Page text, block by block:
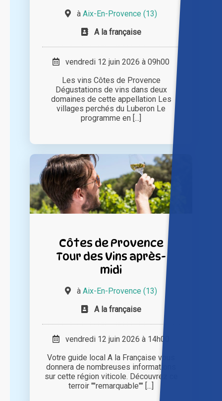
à Aix-En-Provence (13)
A la française
vendredi 12 juin 2026 à 09h00
Les vins Côtes de Provence
Dégustations de vins dans deux
domaines de cette appellation Les
villages perchés du Luberon Le
programme en [...]
Côtes de Provence
Tour des Vins après-
midi
à Aix-En-Provence (13)
A la française
vendredi 12 juin 2026 à 14h00
Votre guide local A la Française vous
donnera de nombreuses informations
sur cette région viticole. Découvrez ce
terroir ""remarquable"" [...]